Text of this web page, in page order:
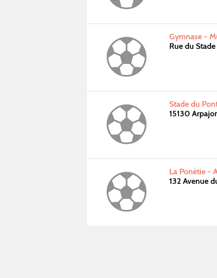
Gymnase -
Rue du
Stade du
15130
La Ponétie -
132 Avenue